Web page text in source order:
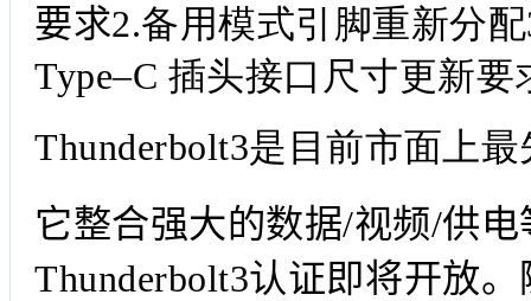
要求2.备用模式引脚重新分
Type–C 插头接口尺寸更新要
Thunderbolt3是目前市面上
它整合强大的数据/视频/供
Thunderbolt3认证即将开放。